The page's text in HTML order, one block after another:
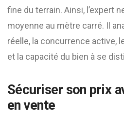
fine du terrain. Ainsi, l’expert
moyenne au mètre carré. Il
réelle, la concurrence active,
et la capacité du bien à se
Sécuriser son prix
en vente